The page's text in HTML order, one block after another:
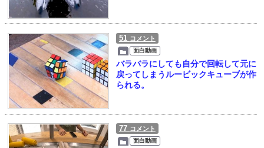
51 コメント
面白動画
バラバラにしても自分で回転して元に
戻ってしまうルービックキューブが作
られる。
77 コメント
面白動画